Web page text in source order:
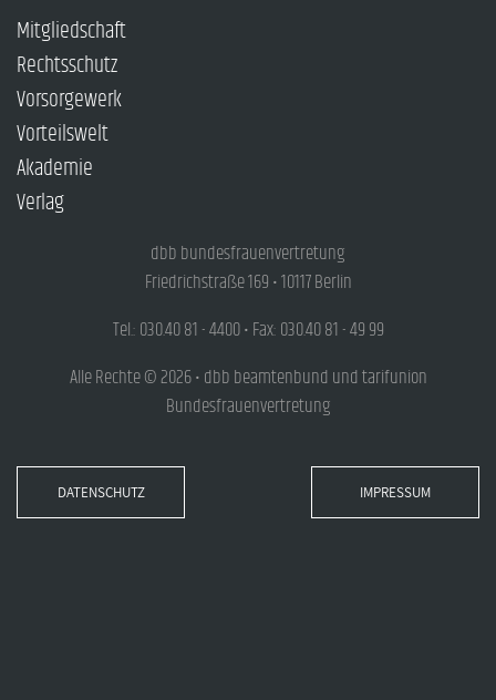
Mitgliedschaft
Rechtsschutz
Vorsorgewerk
Vorteilswelt
Akademie
Verlag
dbb bundesfrauenvertretung
Friedrichstraße 169 • 10117 Berlin
Tel.: 030.40 81 - 4400 • Fax: 030.40 81 - 49 99
Alle Rechte © 2026 • dbb beamtenbund und tarifunion
Bundesfrauenvertretung
DATENSCHUTZ IMPRESSUM